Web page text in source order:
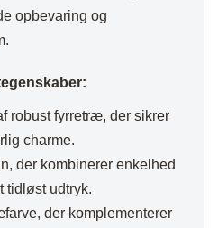
opbevaring og
robust fyrretræ, der sikrer
charme.
der kombinerer enkelhed
tidløst udtryk.
der komplementerer